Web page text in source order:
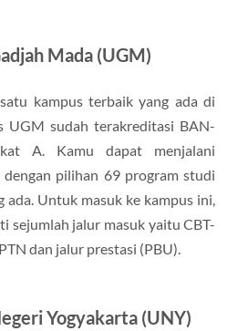
Mada (UGM)
kampus terbaik yang ada di
UGM sudah terakreditasi BAN-
A. Kamu dapat menjalani
pilihan 69 program studi
ada. Untuk masuk ke kampus ini,
sejumlah jalur masuk yaitu CBT-
dan jalur prestasi (PBU).
Yogyakarta (UNY)